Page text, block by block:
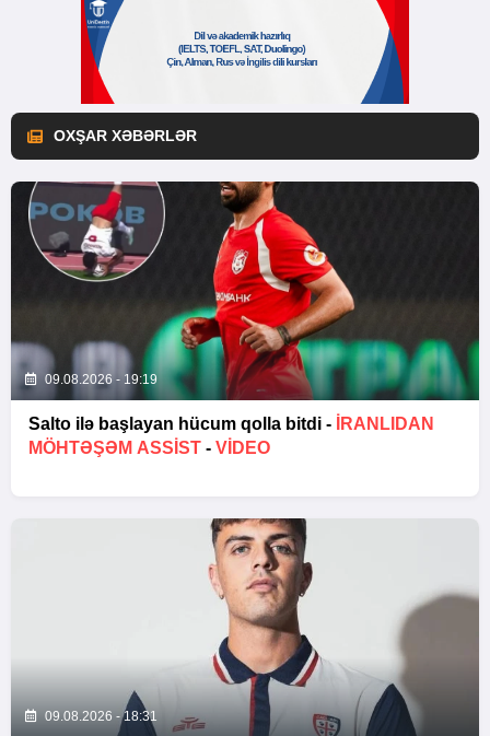
OXŞAR XƏBƏRLƏR
09.08.2026 - 19:19
Salto ilə başlayan hücum qolla bitdi -
İRANLIDAN
MÖHTƏŞƏM ASSIST - VİDEO
09.08.2026 - 18:31